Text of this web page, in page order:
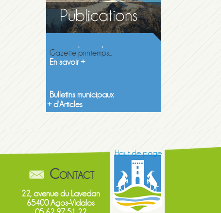
Gazette printemps 2026
Gazette printemps...
En savoir +
+ d'Articles
Haut de page
Contact
22, avenue du Lavedan
65400 Agos-Vidalos